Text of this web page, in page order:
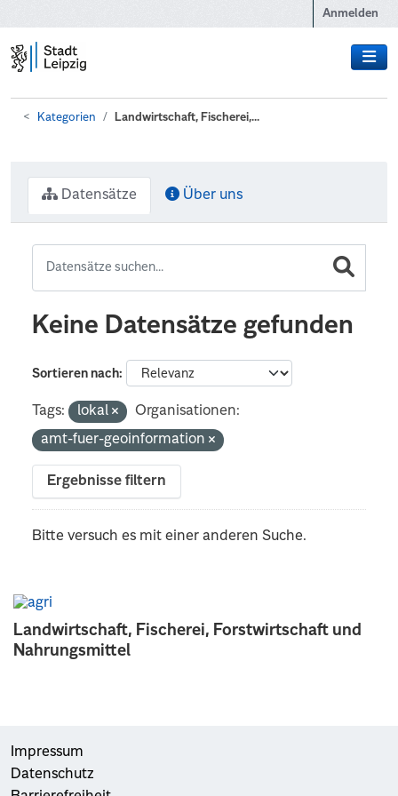
Anmelden
Kategorien Landwirtschaft, Fischerei,...
Landwirtschaft, Fischerei, Forstwirtschaft und
Nahrungsmittel
Datensätze Über uns
Keine Datensätze gefunden
Sortieren nach
Tags: lokal
Organisationen:
amt-fuer-geoinformation
Ergebnisse filtern
Bitte versuch es mit einer anderen Suche.
Impressum
Datenschutz